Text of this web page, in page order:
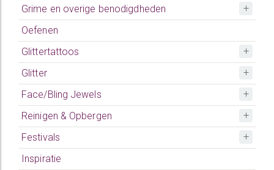
Grime en overige benodigdheden
Oefenen
Glittertattoos
Glitter
Face/Bling Jewels
Reinigen & Opbergen
Festivals
Inspiratie